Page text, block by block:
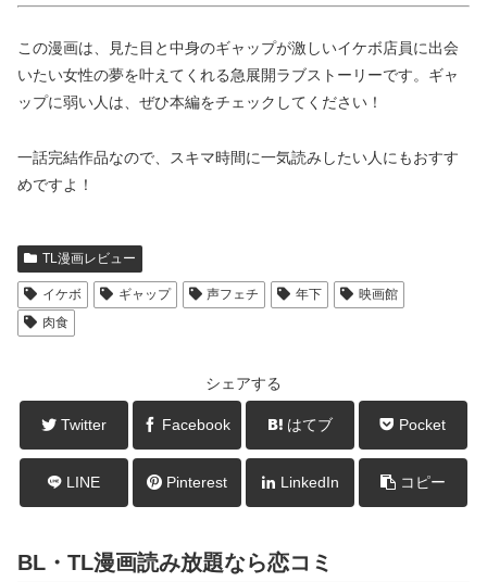
この漫画は、見た目と中身のギャップが激しいイケボ店員に出会
いたい女性の夢を叶えてくれる急展開ラブストーリーです。ギャ
ップに弱い人は、ぜひ本編をチェックしてください！
一話完結作品なので、スキマ時間に一気読みしたい人にもおすす
めですよ！
TL漫画レビュー
イケボ ギャップ 声フェチ 年下
映画館
肉食
シェアする
Twitter Facebook はてブ Pocket
LINE Pinterest LinkedIn コピー
BL・TL漫画読み放題なら恋コミ